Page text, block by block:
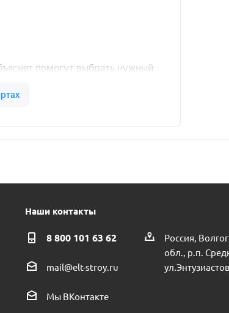
Наши контакты
8 800 101 63 62
mail@elt-stroy.ru
Мы ВКонтакте
Россия,
обл., р.п.